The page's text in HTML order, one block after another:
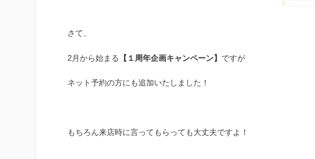
さて、
2月から始まる 【１周年企画キャンペーン】 ですが
ネット予約の方にも追加いたしました！
もちろん来店時に言ってもらっても大丈夫ですよ！